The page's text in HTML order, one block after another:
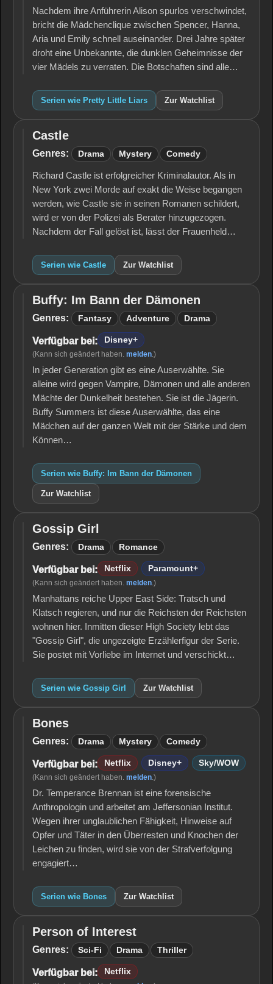
Nachdem ihre Anführerin Alison spurlos verschwindet,
bricht die Mädchenclique zwischen Spencer, Hanna,
Aria und Emily schnell auseinander. Drei Jahre später
droht eine Unbekannte, die dunklen Geheimnisse der
vier Mädels zu verraten. Die Botschaften sind alle…
Serien wie Pretty Little Liars Zur Watchlist
Castle
Castle
Genres: Drama Mystery Comedy
Richard Castle ist erfolgreicher Kriminalautor. Als in
New York zwei Morde auf exakt die Weise begangen
werden, wie Castle sie in seinen Romanen schildert,
wird er von der Polizei als Berater hinzugezogen.
Nachdem der Fall gelöst ist, lässt der Frauenheld…
Serien wie Castle Zur Watchlist
Buffy: Im
Bann der
Buffy: Im Bann der Dämonen
Genres: Fantasy Adventure Drama
Verfügbar bei: Disney+
(Kann sich geändert haben. melden.)
In jeder Generation gibt es eine Auserwählte. Sie
alleine wird gegen Vampire, Dämonen und alle anderen
Mächte der Dunkelheit bestehen. Sie ist die Jägerin.
Buffy Summers ist diese Auserwählte, das eine
Mädchen auf der ganzen Welt mit der Stärke und dem
Können…
Serien wie Buffy: Im Bann der Dämonen
Zur Watchlist
Gossip
Girl
Gossip Girl
Genres: Drama Romance
Verfügbar bei: Netflix Paramount+
(Kann sich geändert haben. melden.)
Manhattans reiche Upper East Side: Tratsch und
Klatsch regieren, und nur die Reichsten der Reichsten
wohnen hier. Inmitten dieser High Society lebt das
"Gossip Girl", die ungezeigte Erzählerfigur der Serie.
Sie postet mit Vorliebe im Internet und verschickt…
Serien wie Gossip Girl Zur Watchlist
Bones
Bones
Genres: Drama Mystery Comedy
Verfügbar bei: Netflix Disney+ Sky/WOW
(Kann sich geändert haben. melden.)
Dr. Temperance Brennan ist eine forensische
Anthropologin und arbeitet am Jeffersonian Institut.
Wegen ihrer unglaublichen Fähigkeit, Hinweise auf
Opfer und Täter in den Überresten und Knochen der
Leichen zu finden, wird sie von der Strafverfolgung
engagiert…
Serien wie Bones Zur Watchlist
Person
of
Person of Interest
Genres: Sci-Fi Drama Thriller
Verfügbar bei: Netflix